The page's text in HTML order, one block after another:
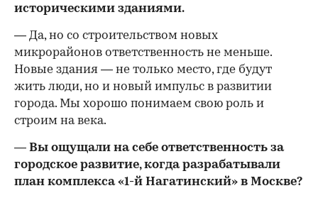
историческими зданиями.
— Да, но со строительством новых
микрорайонов ответственность не меньше.
Новые здания — не только место, где будут
жить люди, но и новый импульс в развитии
города. Мы хорошо понимаем свою роль и
строим на века.
— Вы ощущали на себе ответственность за
городское развитие, когда разрабатывали
план комплекса «1-й Нагатинский» в Москве?